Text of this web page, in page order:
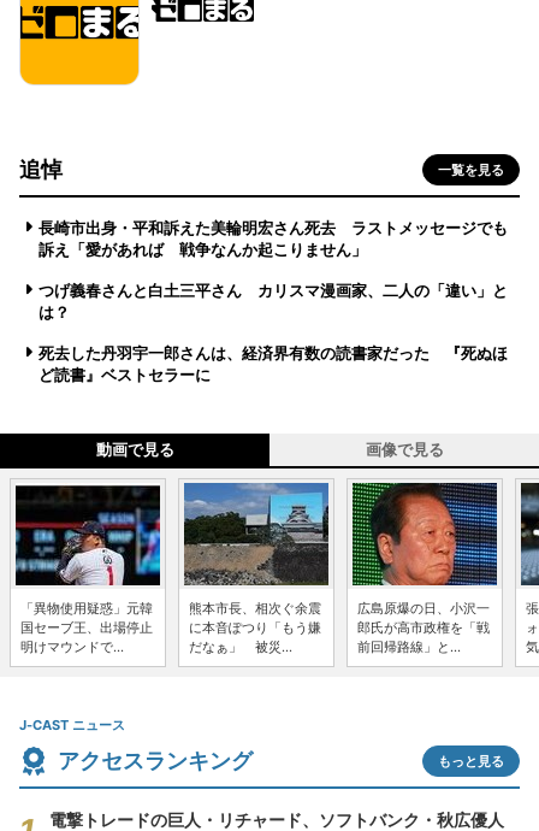
追悼 一覧を見る
長崎市出身・平和訴えた美輪明宏さん死去 ラストメッセージでも
訴え「愛があれば 戦争なんか起こりません」
つげ義春さんと白土三平さん カリスマ漫画家、二人の「違い」と
は？
死去した丹羽宇一郎さんは、経済界有数の読書家だった 『死ぬほ
ど読書』ベストセラーに
動画で見る 画像で見る
「異物使用疑惑」元韓
国セーブ王、出場停止
明けマウンドで...
熊本市長、相次ぐ余震
に本音ぽつり「もう嫌
だなぁ」 被災...
広島原爆の日、小沢一
郎氏が高市政権を「戦
前回帰路線」と...
J-CAST ニュース
アクセスランキング もっと見る
電撃トレードの巨人・リチャード、ソフトバンク・秋広優人